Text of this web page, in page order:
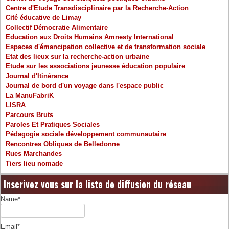
Centre d'Etude Transdisciplinaire par la Recherche-Action
Cité éducative de Limay
Collectif Démocratie Alimentaire
Education aux Droits Humains Amnesty International
Espaces d'émancipation collective et de transformation sociale
Etat des lieux sur la recherche-action urbaine
Etude sur les associations jeunesse éducation populaire
Journal d'Itinérance
Journal de bord d'un voyage dans l'espace public
La ManuFabriK
LISRA
Parcours Bruts
Paroles Et Pratiques Sociales
Pédagogie sociale développement communautaire
Rencontres Obliques de Belledonne
Rues Marchandes
Tiers lieu nomade
Inscrivez vous sur la liste de diffusion du réseau
Name*
Email*